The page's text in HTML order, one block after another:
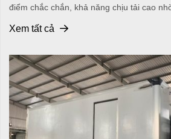
điểm chắc chắn, khả năng chịu tải cao
Xem tất cả